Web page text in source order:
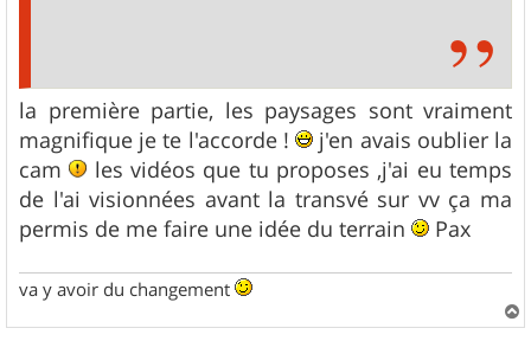
la première partie, les paysages sont vraiment
magnifique je te l'accorde !
j'en avais oublier la
cam
les vidéos que tu proposes ,j'ai eu temps
de l'ai visionnées avant la transvé sur vv ça ma
permis de me faire une idée du terrain
Pax
va y avoir du changement
a